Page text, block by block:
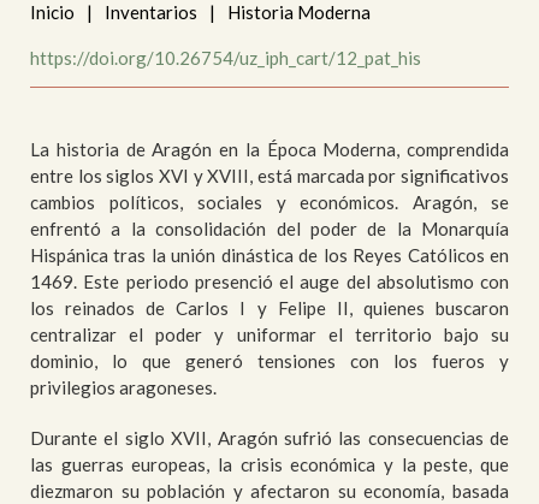
Inicio | Inventarios | Historia Moderna
https://doi.org/10.26754/uz_iph_cart/12_pat_his
La historia de Aragón en la Época Moderna, comprendida
entre los siglos XVI y XVIII, está marcada por significativos
cambios políticos, sociales y económicos. Aragón, se
enfrentó a la consolidación del poder de la Monarquía
Hispánica tras la unión dinástica de los Reyes Católicos en
1469. Este periodo presenció el auge del absolutismo con
los reinados de Carlos I y Felipe II, quienes buscaron
centralizar el poder y uniformar el territorio bajo su
dominio, lo que generó tensiones con los fueros y
privilegios aragoneses.
Durante el siglo XVII, Aragón sufrió las consecuencias de
las guerras europeas, la crisis económica y la peste, que
diezmaron su población y afectaron su economía, basada